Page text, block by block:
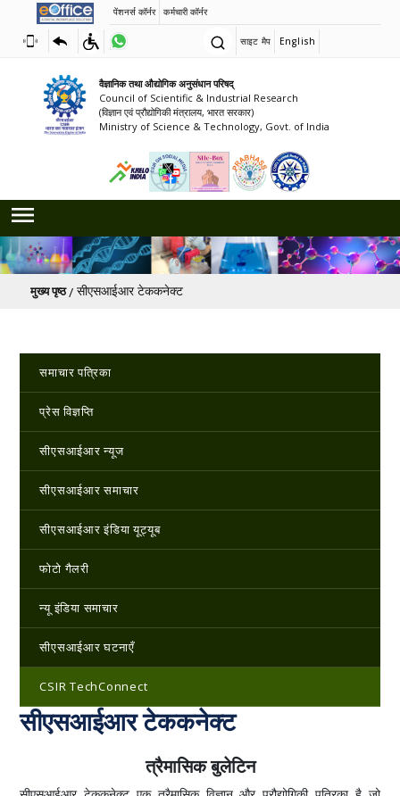
पेंशनर्स कॉर्नर कर्मचारी कॉर्नर
साइट मैप English
वैज्ञानिक तथा औद्योगिक अनुसंधान परिषद्
Council of Scientific & Industrial Research
(विज्ञान एवं प्रौद्योगिकी मंत्रालय, भारत सरकार)
Ministry of Science & Technology, Govt. of India
पग चिन्ह
मुख्य पृष्ठ सीएसआईआर टेककनेक्ट
Main navigation
समाचार पत्रिका
प्रेस विज्ञप्ति
सीएसआईआर न्यूज
सीएसआईआर समाचार
सीएसआईआर इंडिया यूट्यूब
फोटो गैलरी
न्यू इंडिया समाचार
सीएसआईआर घटनाएँ
CSIR TechConnect
सीएसआईआर टेककनेक्ट
त्रैमासिक बुलेटिन